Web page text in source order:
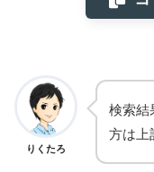
りくたろ
検索結
方は上